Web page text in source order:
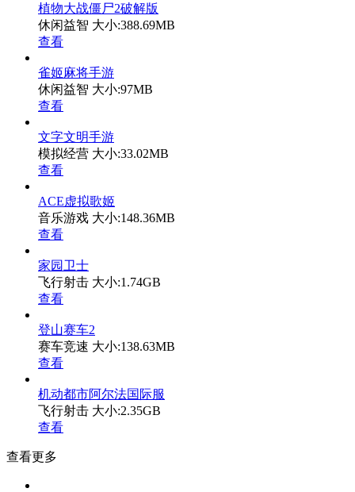
植物大战僵尸2破解版
休闲益智 大小:388.69MB
查看
雀姬麻将手游
休闲益智 大小:97MB
查看
文字文明手游
模拟经营 大小:33.02MB
查看
ACE虚拟歌姬
音乐游戏 大小:148.36MB
查看
家园卫士
飞行射击 大小:1.74GB
查看
登山赛车2
赛车竞速 大小:138.63MB
查看
机动都市阿尔法国际服
飞行射击 大小:2.35GB
查看
查看更多